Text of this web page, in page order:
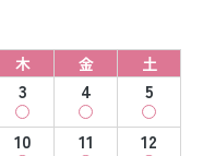
木 金 土
3 4
5
10 11
12